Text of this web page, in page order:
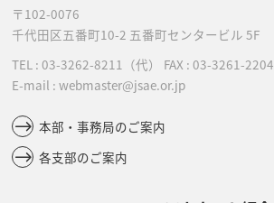
〒102-0076
千代田区五番町10-2 五番町センタービル 5F
TEL : 03-3262-8211 （代） FAX : 03-3261-2204
E-mail : webmaster@jsae.or.jp
本部・事務局のご案内
各支部のご案内